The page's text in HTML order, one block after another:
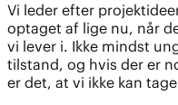
Vi leder efter
optaget af lige nu, når
vi lever i. Ikke mindst
tilstand, og hvis der er
er det, at vi ikke kan